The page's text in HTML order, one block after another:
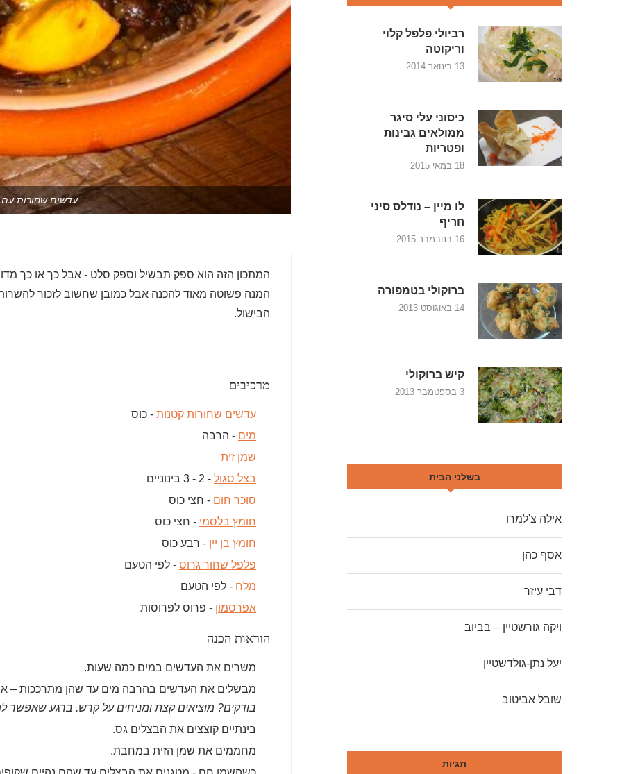
עדשים שחורות עם
המתכון הזה הוא ספק תבשיל וספק סלט - אבל כך או כך
המנה פשוטה מאוד להכנה אבל כמובן שחשוב לזכור
הבישול.
מרכיבים
עדשים שחורות קטנות - כוס
מים - הרבה
שמן זית
בצל סגול - 2 - 3 בינוניים
סוכר חום - חצי כוס
חומץ בלסמי - חצי כוס
חומץ בן יין - רבע כוס
פלפל שחור גרוס - לפי הטעם
מלח - לפי הטעם
אפרסמון - פרוס לפרוסות
הוראות הכנה
משרים את העדשים במים כמה שעות.
מבשלים את העדשים בהרבה מים עד שהן מתרככות –
בודקים? מוציאים קצת ומניחים על קרש. ברגע שאפשר
בינתיים קוצצים את הבצלים גס.
מחממים את שמן הזית במחבת.
רביולי פלפל קלוי
וריקוטה
13 בינואר 2014
כיסוני עלי סיגר
ממולאים גבינות
ופטריות
18 במאי 2015
לו מיין – נודלס סיני
חריף
16 בנובמבר 2015
ברוקולי בטמפורה
14 באוגוסט 2013
קיש ברוקולי
3 בספטמבר 2013
בשלני הבית
אילה צ'למרו
אסף כהן
דבי עיזר
ויקה גורשטיין – בביוב
יעל נתן-גולדשטיין
שובל אביטוב
תגיות